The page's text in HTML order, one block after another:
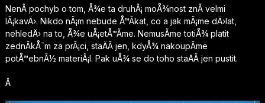
NenÃ­ pochyb o tom, Å¾e ta druhÃ¡ moÅ¾nost znÃ­ velmi
lÃ¡kavÄ›. Nikdo nÃ¡m nebude Å™Ã­kat, co a jak mÃ¡me dÄ›lat,
nehledÄ› na to, Å¾e uÅ¡etÅ™Ã­me. NemusÃ­me totiÅ¾ platit
zednÃ­kÅ¯m za prÃ¡ci, staÄÃ­ jen, kdyÅ¾ nakoupÃ­me
potÅ™ebnÃ½ materiÃ¡l. Pak uÅ¾ se do toho staÄÃ­ jen pustit.
Â